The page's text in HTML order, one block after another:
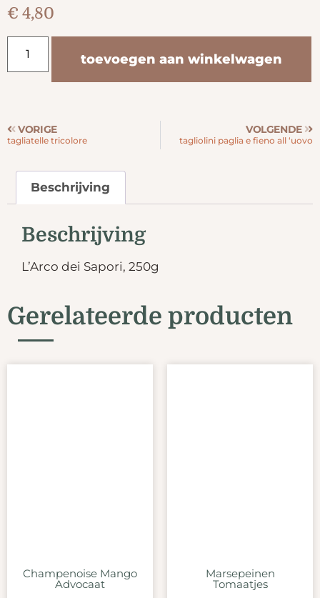
€ 4,80
toevoegen aan winkelwagen
VORIGE
tagliatelle tricolore
VOLGENDE
tagliolini paglia e fieno all ‘uovo
Beschrijving
Beschrijving
L’Arco dei Sapori, 250g
Gerelateerde producten
Champenoise Mango
Advocaat
Marsepeinen
Tomaatjes